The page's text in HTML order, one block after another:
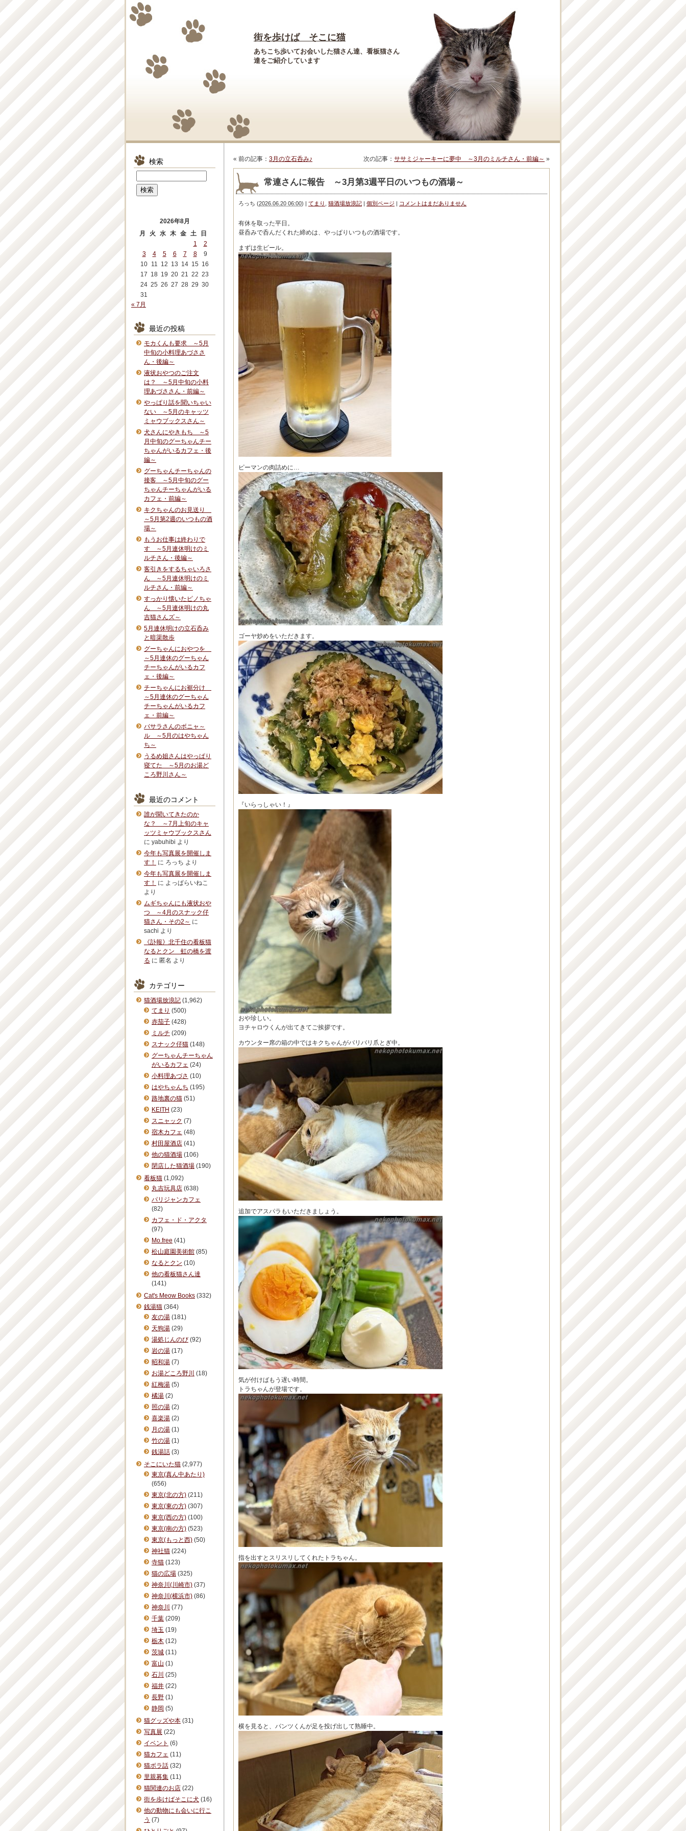
街を歩けば そこに猫
あちこち歩いてお会いした猫さん達、看板猫さん
達をご紹介しています
« 前の記事： 3月の立石呑み♪ 次の記事： ササミジャーキーに夢中 ～3月のミルチさん・前編～ »
常連さんに報告 ～3月第3週平日のいつもの酒場～
ろっち (2026.06.20 06:00) | てまり 猫酒場放浪記 | 個別ページ | コメントはまだありません
有休を取った平日。
昼呑みで呑んだくれた締めは、やっぱりいつもの酒場です。
まずは生ビール。
ピーマンの肉詰めに…
ゴーヤ炒めをいただきます。
『いらっしゃい！』
おや珍しい。
ヨチャロウくんが出てきてご挨拶です。
カウンター席の箱の中ではキクちゃんがバリバリ爪とぎ中。
追加でアスパラもいただきましょう。
気が付けばもう遅い時間。
トラちゃんが登場です。
指を出すとスリスリしてくれたトラちゃん。
横を見ると、パンツくんが足を投げ出して熟睡中。
検索
2026年8月
月
火 水 木 金 土
日
1
2
3
4 5 6 7 8
9
10 11 12 13 14 15 16
17 18 19 20 21 22 23
24 25 26 27 28 29 30
31
« 7月
最近の投稿
モカくんも要求 ～5月
中旬の小料理あづささ
ん・後編～
液状おやつのご注文
は？ ～5月中旬の小料
理あづささん・前編～
やっぱり話を聞いちゃい
ない ～5月のキャッツ
ミャウブックスさん～
犬さんにやきもち ～5
月中旬のグーちゃんチー
ちゃんがいるカフェ・後
編～
グーちゃんチーちゃんの
接客 ～5月中旬のグー
ちゃんチーちゃんがいる
カフェ・前編～
キクちゃんのお見送り
～5月第2週のいつもの酒
場～
もうお仕事は終わりで
す ～5月連休明けのミ
ルチさん・後編～
客引きをするちゃいろさ
ん ～5月連休明けのミ
ルチさん・前編～
すっかり懐いたピノちゃ
ん ～5月連休明けの丸
吉猫さんズ～
5月連休明けの立石呑み
と暗渠散歩
グーちゃんにおやつを
～5月連休のグーちゃん
チーちゃんがいるカフ
ェ・後編～
チーちゃんにお裾分け
～5月連休のグーちゃん
チーちゃんがいるカフ
ェ・前編～
バサラさんのボニャ～
ル ～5月のはやちゃん
ち～
うるめ姐さんはやっぱり
寝てた ～5月のお湯ど
ころ野川さん～
最近のコメント
誰が聞いてきたのか
な？ ～7月上旬のキャ
ッツミャウブックスさん
に yabuhibi より
今年も写真展を開催しま
す！
に ろっち より
今年も写真展を開催しま
す！
に よっぱらいねこ
より
ムギちゃんにも液状おや
つ ～4月のスナック仔
猫さん・その2～ に
sachi より
《訃報》北千住の看板猫
なるとクン 虹の橋を渡
る に 匿名 より
カテゴリー
猫酒場放浪記 (1,962)
てまり (500)
赤茄子 (428)
ミルチ (209)
スナック仔猫 (148)
グーちゃんチーちゃん
がいるカフェ (24)
小料理あづさ (10)
はやちゃんち (195)
路地裏の猫 (51)
KEITH (23)
スニャック (7)
宿木カフェ (48)
村田屋酒店 (41)
他の猫酒場 (106)
閉店した猫酒場 (190)
看板猫 (1,092)
丸吉玩具店 (638)
パリジャンカフェ
(82)
カフェ・ド・アクタ
(97)
Mo.free (41)
松山庭園美術館 (85)
なるとクン (10)
他の看板猫さん達
(141)
Cat's Meow Books (332)
銭湯猫 (364)
友の湯 (181)
天狗湯 (29)
湯処じんのび (92)
岩の湯 (17)
昭和湯 (7)
お湯どころ野川 (18)
紅梅湯 (5)
橘湯 (2)
照の湯 (2)
喜楽湯 (2)
月の湯 (1)
竹の湯 (1)
銭湯話 (3)
そこにいた猫 (2,977)
東京(真ん中あたり)
(656)
東京(北の方) (211)
東京(東の方) (307)
東京(西の方) (100)
東京(南の方) (523)
東京(もっと西) (50)
神社猫 (224)
寺猫 (123)
猫の広場 (325)
神奈川(川崎市) (37)
神奈川(横浜市) (86)
神奈川 (77)
千葉 (209)
埼玉 (19)
栃木 (12)
茨城 (11)
富山 (1)
石川 (25)
福井 (22)
長野 (1)
静岡 (5)
猫グッズや本 (31)
写真展 (22)
イベント (6)
猫カフェ (11)
猫ボラ話 (32)
里親募集 (11)
猫関連のお店 (22)
街を歩けばそこに犬 (16)
他の動物にも会いに行こ
う (7)